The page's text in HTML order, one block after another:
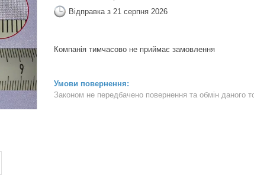
Відправка з 21 серпня 2026
Компанія тимчасово не приймає замовлення
Законом не передбачено повернення та обмін даного